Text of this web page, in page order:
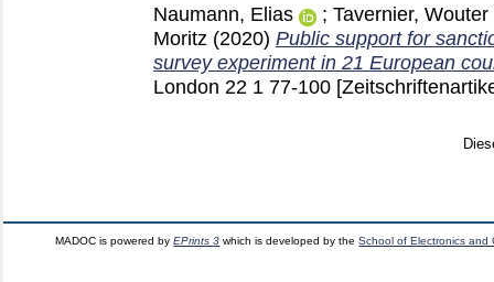
Naumann, Elias ; Tavernier, Wouter
Moritz (2020) Public support for
survey experiment in 21 European
London 22 1 77-100
MADOC is powered byEPrints 3 which is developed by theSchool of Electronics and